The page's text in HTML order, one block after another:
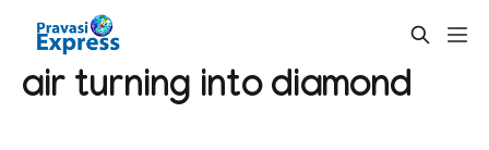
air turning into diamond